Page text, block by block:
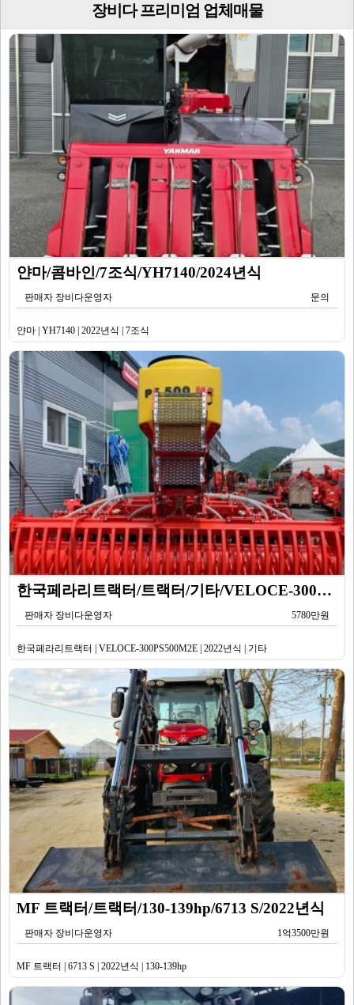
장비다 프리미엄 업체매물
얀마/콤바인/7조식/YH7140/2024년식
판매자 장비다운영자 문의
얀마 | YH7140 | 2022년식 | 7조식
한국페라리트랙터/트랙터/기타/VELOCE-300PS500M2E/2022년식
판매자 장비다운영자 5780만원
한국페라리트랙터 | VELOCE-300PS500M2E | 2022년식 | 기타
MF 트랙터/트랙터/130-139hp/6713 S/2022년식
판매자 장비다운영자 1억3500만원
MF 트랙터 | 6713 S | 2022년식 | 130-139hp